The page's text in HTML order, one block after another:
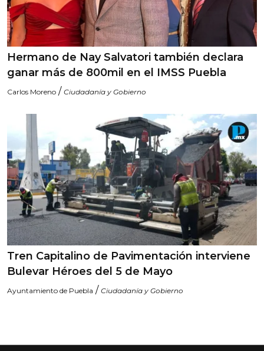
Hermano de Nay Salvatori también declara
ganar más de 800mil en el IMSS Puebla
Carlos Moreno / Ciudadanía y Gobierno
Tren Capitalino de Pavimentación interviene
Bulevar Héroes del 5 de Mayo
Ayuntamiento de Puebla / Ciudadanía y Gobierno